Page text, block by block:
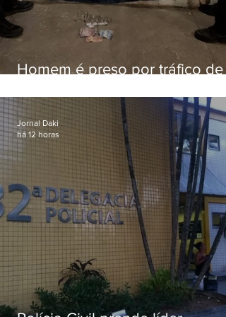
Homem é preso por tráfico de
Jornal Daki
há 12 horas